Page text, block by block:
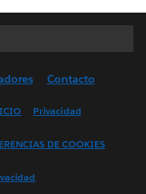
Contacto
Privacidad
DE COOKIES